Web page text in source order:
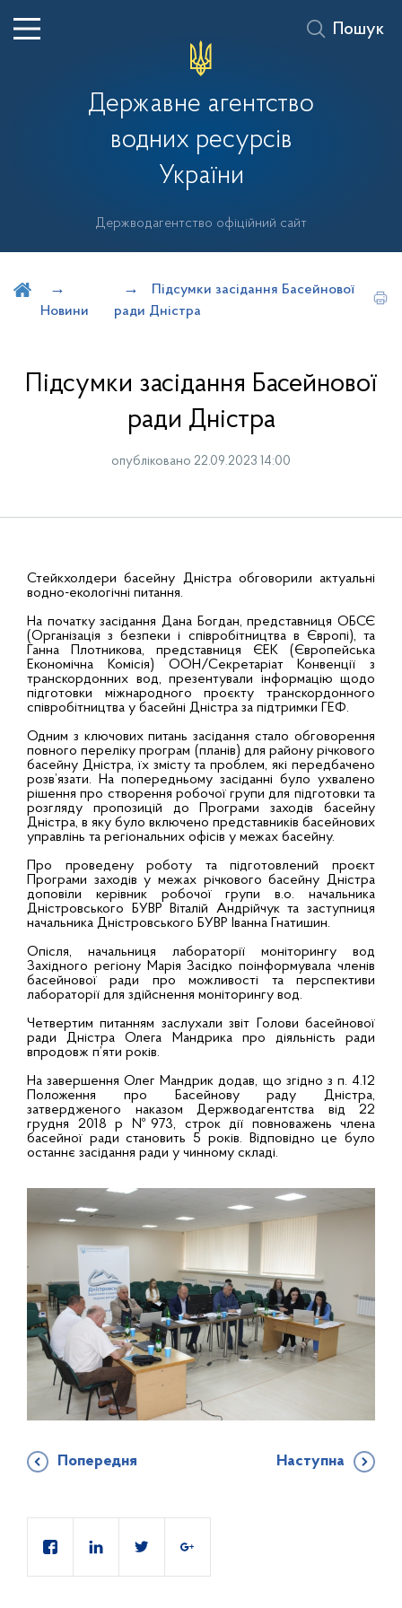
Державне агентство
водних ресурсів
України
Держводагентство офіційний сайт
Пошук
Новини
Підсумки засідання Басейнової
ради Дністра
Підсумки засідання Басейнової
ради Дністра
опубліковано 22.09.2023 14:00
Стейкхолдери басейну Дністра обговорили актуальні
водно-екологічні питання.
На початку засідання Дана Богдан, представниця ОБСЄ
(Організація з безпеки і співробітництва в Європі), та
Ганна Плотникова, представниця ЄЕК (Європейська
Економічна Комісія) ООН/Секретаріат Конвенції з
транскордонних вод, презентували інформацію щодо
підготовки міжнародного проєкту транскордонного
співробітництва у басейні Дністра за підтримки ГЕФ.
Одним з ключових питань засідання стало обговорення
повного переліку програм (планів) для району річкового
басейну Дністра, їх змісту та проблем, які передбачено
розв’язати. На попередньому засіданні було ухвалено
рішення про створення робочої групи для підготовки та
розгляду пропозицій до Програми заходів басейну
Дністра, в яку було включено представників басейнових
управлінь та регіональних офісів у межах басейну.
Про проведену роботу та підготовлений проєкт
Програми заходів у межах річкового басейну Дністра
доповіли керівник робочої групи в.о. начальника
Дністровського БУВР Віталій Андрійчук та заступниця
начальника Дністровського БУВР Іванна Гнатишин.
Опісля, начальниця лабораторії моніторингу вод
Західного регіону Марія Засідко поінформувала членів
басейнової ради про можливості та перспективи
лабораторії для здійснення моніторингу вод.
Четвертим питанням заслухали звіт Голови басейнової
ради Дністра Олега Мандрика про діяльність ради
впродовж п’яти років.
На завершення Олег Мандрик додав, що згідно з п. 4.12
Положення про Басейнову раду Дністра,
затвердженого наказом Держводагентства від 22
грудня 2018 р №973, строк дії повноважень члена
басейної ради становить 5 років. Відповідно це було
останнє засідання ради у чинному складі.
Попередня Наступна